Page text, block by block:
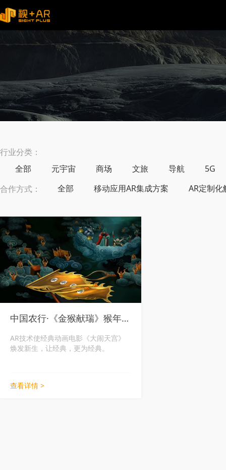
行业分类：
全部
元宇宙 商场 文旅 导航
5G
合作方式：
全部 移动应用AR集成方案 AR定制
中国农行·《金猴献瑞》猴年金银纪念钞
AR技术使经典动画电影《大闹天宫》
焕发新生，让经典，更为经典。
查看详情 >